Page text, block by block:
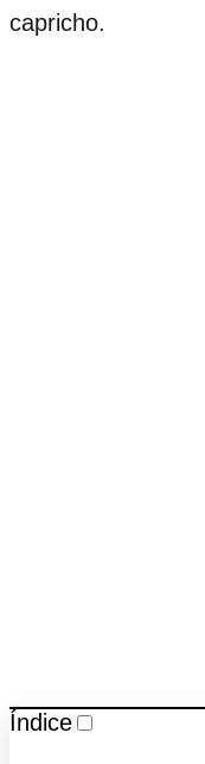
capricho.
Índice